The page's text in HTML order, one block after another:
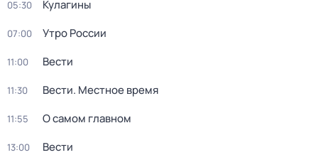
05:30 Кулагины
07:00 Утро России
11:00 Вести
11:30 Вести. Местное время
11:55 О самом главном
13:00 Вести